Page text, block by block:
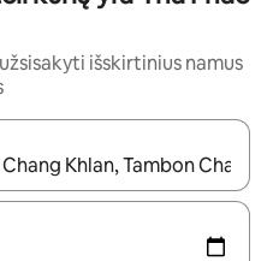
išskirtinius namus
juos naršyti galite